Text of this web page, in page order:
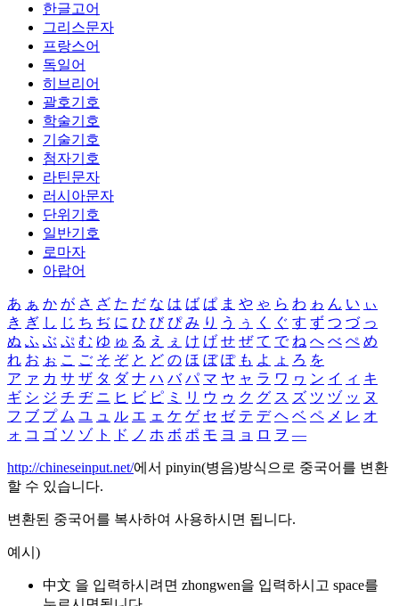
한글고어
그리스문자
프랑스어
독일어
히브리어
괄호기호
학술기호
기술기호
첨자기호
라틴문자
러시아문자
단위기호
일반기호
로마자
아랍어
あ ぁ か が さ ざ た だ な は ば ぱ ま や ゃ ら わ ゎ ん い ぃ
き ぎ し じ ち ぢ に ひ び ぴ み り う ぅ く ぐ す ず つ づ っ
ぬ ふ ぶ ぷ む ゆ ゅ る え ぇ け げ せ ぜ て で ね へ べ ぺ め
れ お ぉ こ ご そ ぞ と ど の ほ ぼ ぽ も よ ょ ろ を
ア ァ カ サ ザ タ ダ ナ ハ バ パ マ ヤ ャ ラ ワ ヮ ン イ ィ キ
ギ シ ジ チ ヂ ニ ヒ ビ ピ ミ リ ウ ゥ ク グ ス ズ ツ ヅ ッ ヌ
フ ブ プ ム ユ ュ ル エ ェ ケ ゲ セ ゼ テ デ ヘ ベ ペ メ レ オ
ォ コ ゴ ソ ゾ ト ド ノ ホ ボ ポ モ ヨ ョ ロ ヲ ―
http://chineseinput.net/에서 pinyin(병음)방식으로 중국어를 변환
할 수 있습니다.
변환된 중국어를 복사하여 사용하시면 됩니다.
예시)
中文 을 입력하시려면 zhongwen을 입력하시고 space를